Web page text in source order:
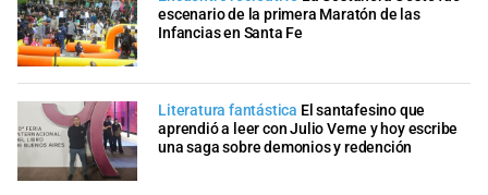
escenario de la primera Maratón de las
Infancias en Santa Fe
Literatura fantástica El santafesino que
aprendió a leer con Julio Verne y hoy escribe
una saga sobre demonios y redención